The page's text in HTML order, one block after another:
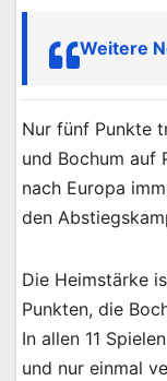
Weitere
Nur fünf Punkte
und Bochum auf
nach Europa
den
Die Heimstärke
Punkten, die
In allen 11
und nur einmal